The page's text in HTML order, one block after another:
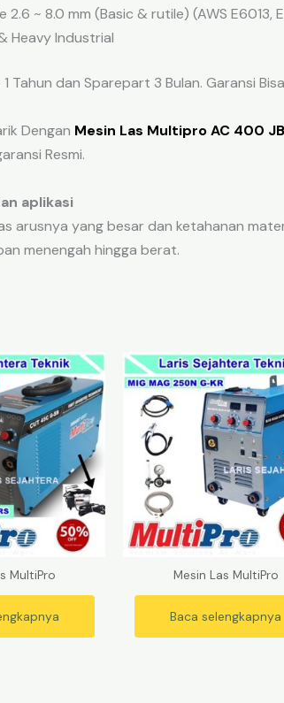
2.6 ~ 8.0 mm (Basic & rutile) (AWS E6013,
Heavy Industrial
Tahun dan Sparepart 3 Bulan. Garansi
Dengan Mesin Las Multipro AC 400 JB
Resmi.
aplikasi
arusnya yang besar dan ketahanan
menengah hingga berat.
MultiPro Mesin Las MultiPro
Baca selengkapnya